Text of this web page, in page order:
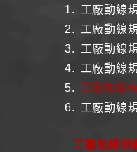
工廠動線
工廠動線
工廠動線
工廠動線
工廠動線
工廠動線
工廠動線規